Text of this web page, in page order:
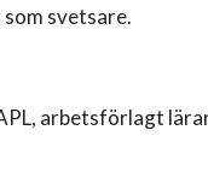
svetsare.
arbetsförlagt